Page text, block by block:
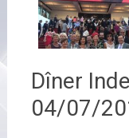
Dîner
04/07/